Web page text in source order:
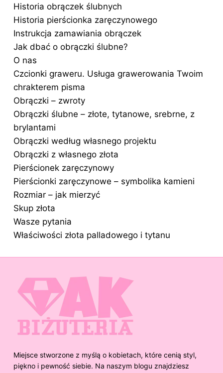
Historia obrączek ślubnych
Historia pierścionka zaręczynowego
Instrukcja zamawiania obrączek
Jak dbać o obrączki ślubne?
O nas
Czcionki graweru. Usługa grawerowania Twoim
chrakterem pisma
Obrączki – zwroty
Obrączki ślubne – złote, tytanowe, srebrne, z
brylantami
Obrączki według własnego projektu
Obrączki z własnego złota
Pierścionek zaręczynowy
Pierścionki zaręczynowe – symbolika kamieni
Rozmiar – jak mierzyć
Skup złota
Wasze pytania
Właściwości złota palladowego i tytanu
Miejsce stworzone z myślą o kobietach, które cenią styl,
piękno i pewność siebie. Na naszym blogu znajdziesz